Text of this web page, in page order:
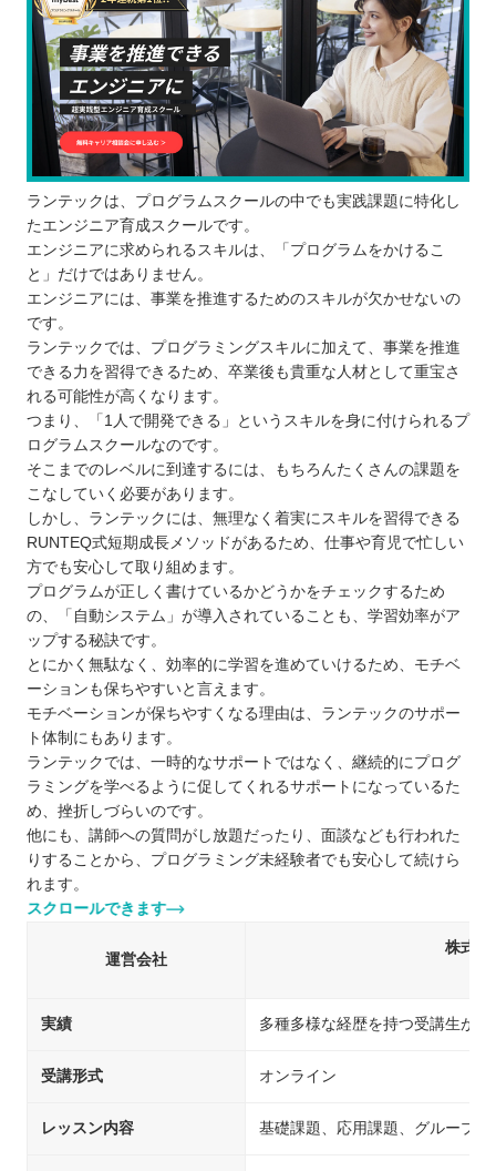
ランテックは、プログラムスクールの中でも実践課題に特化し
たエンジニア育成スクールです。
エンジニアに求められるスキルは、「プログラムをかけるこ
と」だけではありません。
エンジニアには、事業を推進するためのスキルが欠かせないの
です。
ランテックでは、プログラミングスキルに加えて、事業を推進
できる力を習得できるため、卒業後も貴重な人材として重宝さ
れる可能性が高くなります。
つまり、「1人で開発できる」というスキルを身に付けられるプ
ログラムスクールなのです。
そこまでのレベルに到達するには、もちろんたくさんの課題を
こなしていく必要があります。
しかし、ランテックには、無理なく着実にスキルを習得できる
RUNTEQ式短期成長メソッドがあるため、仕事や育児で忙しい
方でも安心して取り組めます。
プログラムが正しく書けているかどうかをチェックするため
の、「自動システム」が導入されていることも、学習効率がア
ップする秘訣です。
とにかく無駄なく、効率的に学習を進めていけるため、モチベ
ーションも保ちやすいと言えます。
モチベーションが保ちやすくなる理由は、ランテックのサポー
ト体制にもあります。
ランテックでは、一時的なサポートではなく、継続的にプログ
ラミングを学べるように促してくれるサポートになっているた
め、挫折しづらいのです。
他にも、講師への質問がし放題だったり、面談なども行われた
りすることから、プログラミング未経験者でも安心して続けら
れます。
スクロールできます
運営会社
株式会
実績 多種多様な経歴を持つ受講生が転
受講形式 オンライン
レッスン内容 基礎課題、応用課題、グループワ